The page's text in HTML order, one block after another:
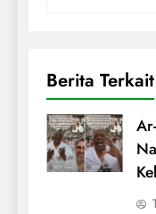
Berita Terkait